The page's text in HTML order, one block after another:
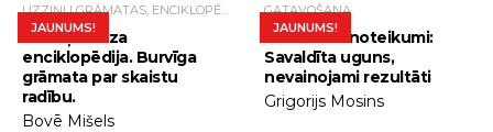
JAUNUMS!
Tauriņi. Maza
enciklopēdija. Burvīga
grāmata par skaistu
radību.
Bovē Mišels
JAUNUMS!
GATAVOŠANA
Grilēšanas noteikumi:
Savaldīta uguns,
nevainojami rezultāti
Grigorijs Mosins